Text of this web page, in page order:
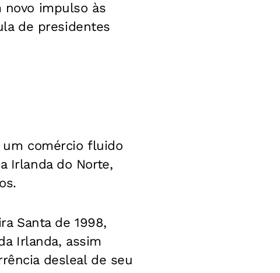
novo impulso às
de presidentes
um comércio fluido
Irlanda do Norte,
Santa de 1998,
Irlanda, assim
desleal de seu